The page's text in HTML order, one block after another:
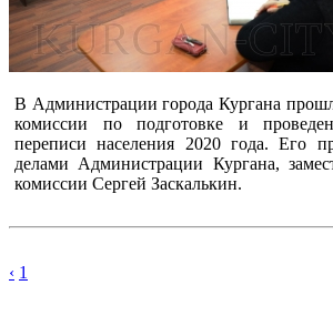
В Администрации города Кургана
комиссии по подготовке и
переписи населения 2020 года. Его
делами Администрации Кургана,
комиссии Сергей Заскалькин.
‹ 1